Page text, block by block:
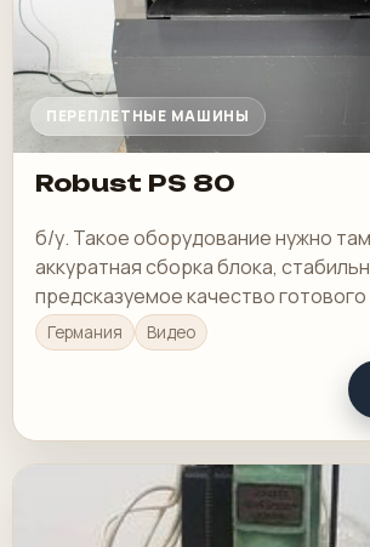
ПЕРЕПЛЕТНЫЕ МАШИНЫ
Robust PS 80
б/у. Такое оборудование нужно
аккуратная сборка блока,
предсказуемое качество готового
Германия Видео